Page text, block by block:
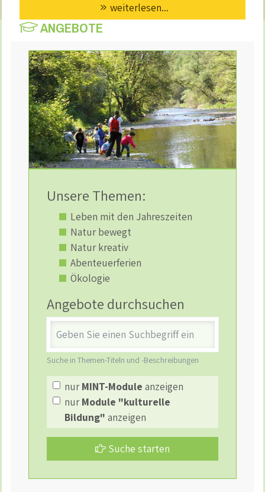
weiterlesen...
ANGEBOTE
Unsere Themen:
Leben mit den Jahreszeiten
Natur bewegt
Natur kreativ
Abenteuerferien
Ökologie
Angebote durchsuchen
Stichwort
Suche in Themen-Titeln und -Beschreibungen
nurMINT-Module anzeigen
nurModule "kulturelle
Bildung" anzeigen
Suche starten